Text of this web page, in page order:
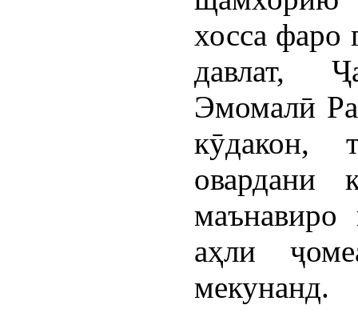
хосса фаро
давлат,
Эмомалӣ
кӯдакон,
овардани
маънавиро
аҳли
мекунанд.